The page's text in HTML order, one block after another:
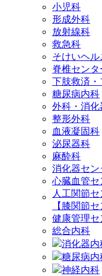
小児科
形成外科
放射線科
救急科
そけいヘ
脊椎センタ
下肢救済
糖尿病内科
外科・消化
整形外科
血液凝固科
泌尿器科
麻酔科
消化器セン
心臓血管セ
人工関節
【膝関節セ
健康管理セ
総合内科
消化器内
糖尿病内
神経内科